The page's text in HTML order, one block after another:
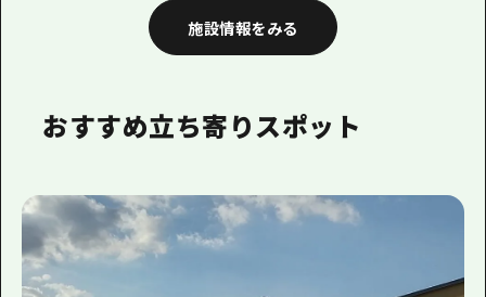
施設情報をみる
おすすめ立ち寄りスポット